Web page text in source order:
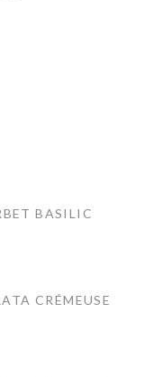
BASILIC
CRÉMEUSE